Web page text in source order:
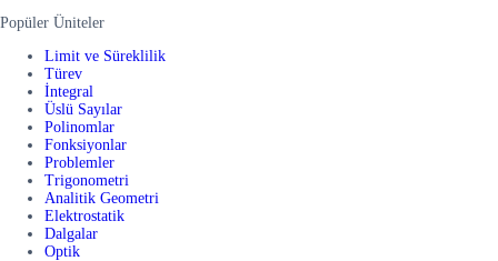
Popüler Üniteler
Limit ve Süreklilik
Türev
İntegral
Üslü Sayılar
Polinomlar
Fonksiyonlar
Problemler
Trigonometri
Analitik Geometri
Elektrostatik
Dalgalar
Optik